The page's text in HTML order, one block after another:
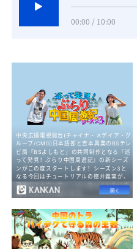
00:00 / 10:00